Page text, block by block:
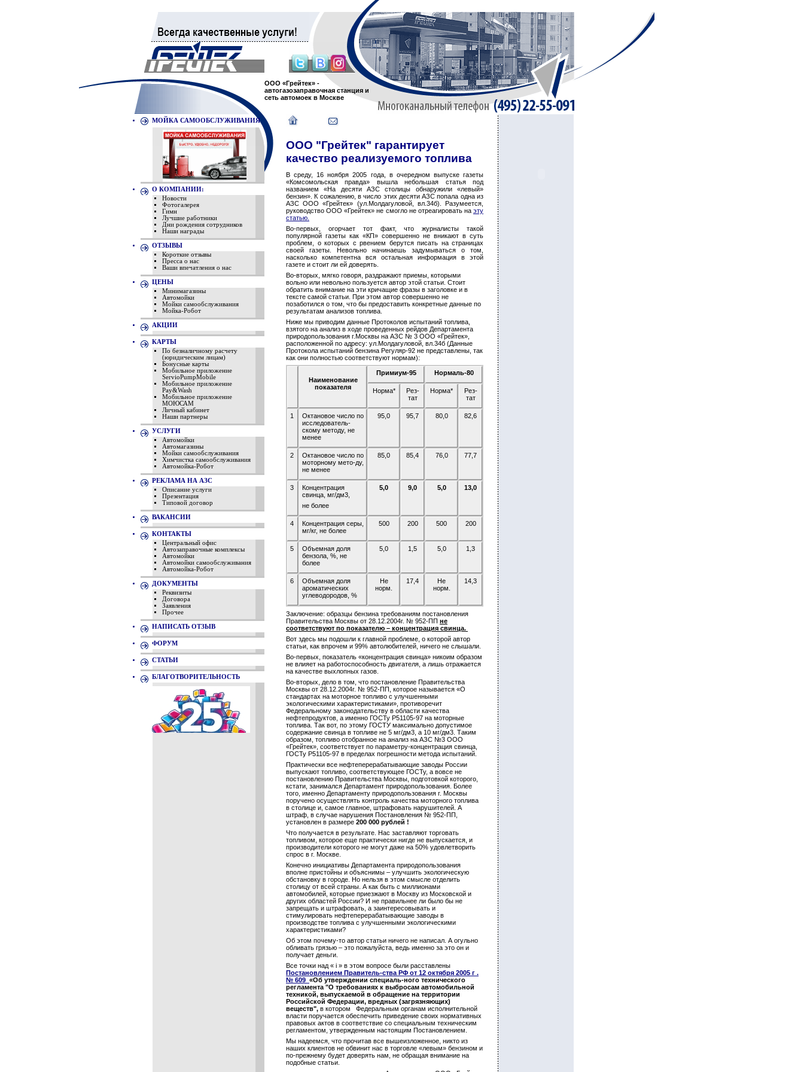
ООО «Грейтек» -
автогазозаправочная станция и
сеть автомоек в Москве
МОЙКА САМООБСЛУЖИВАНИЯ
О КОМПАНИИ:
Новости
Фотогалерея
Гимн
Лучшие работники
Дни рождения сотрудников
Наши награды
ОТЗЫВЫ
Короткие отзывы
Пресса о нас
Ваши впечатления о нас
ЦЕНЫ
Минимагазины
Автомойки
Мойки самообслуживания
Мойка-Робот
АКЦИИ
КАРТЫ
По безналичному расчету
(юридическим лицам)
Бонусные карты
Мобильное приложение
ServioPumpMobile
Мобильное приложение
Pay&Wash
Мобильное приложение
МОЮСАМ
Личный кабинет
Наши партнеры
УСЛУГИ
Автомойки
Автомагазины
Мойки самообслуживания
Химчистка самообслуживания
Автомойка-Робот
РЕКЛАМА НА АЗС
Описание услуги
Презентация
Типовой договор
ВАКАНСИИ
КОНТАКТЫ
Центральный офис
Автозаправочные комплексы
Автомойки
Автомойки самообслуживания
Автомойка-Робот
ДОКУМЕНТЫ
Реквизиты
Договора
Заявления
Прочее
НАПИСАТЬ ОТЗЫВ
ФОРУМ
СТАТЬИ
БЛАГОТВОРИТЕЛЬНОСТЬ
ООО "Грейтек" гарантирует
качество реализуемого топлива
В среду, 16 ноября 2005 года, в очередном выпуске газеты
«Комсомольская правда» вышла небольшая статья под
названием «На десяти АЗС столицы обнаружили «левый»
бензин». К сожалению, в число этих десяти АЗС попала одна из
АЗС ООО «Грейтек» (ул.Молдагуловой, вл.34б). Разумеется,
руководство ООО «Грейтек» не смогло не отреагировать на эту
статью.
Во-первых, огорчает тот факт, что журналисты такой
популярной газеты как «КП» совершенно не вникают в суть
проблем, о которых с рвением берутся писать на страницах
своей газеты. Невольно начинаешь задумываться о том,
насколько компетентна вся остальная информация в этой
газете и стоит ли ей доверять.
Во-вторых, мягко говоря, раздражают приемы, которыми
вольно или невольно пользуется автор этой статьи. Стоит
обратить внимание на эти кричащие фразы в заголовке и в
тексте самой статьи. При этом автор совершенно не
позаботился о том, что бы предоставить конкретные данные по
результатам анализов топлива.
Ниже мы приводим данные Протоколов испытаний топлива,
взятого на анализ в ходе проведенных рейдов Департамента
природопользования г.Москвы на АЗС № 3 ООО «Грейтек»,
расположенной по адресу: ул.Молдагуловой, вл.34б (Данные
Протокола испытаний бензина Регуляр-92 не представлены, так
как они полностью соответствуют нормам):
Наименование
показателя
Примиум-95 Нормаль-80
Норма*
Рез-
тат
Норма*
Рез-
тат
1
Октановое число по
исследователь-
скому методу, не
менее
95,0 95,7 80,0 82,6
2
Октановое число по
моторному мето-ду,
не менее
85,0 85,4 76,0 77,7
3
Концентрация
свинца, мг/дм3,
не более
5,0 9,0 5,0 13,0
4
Концентрация серы,
мг/кг, не более
500 200 500 200
5
Объемная доля
бензола, %, не
более
5,0 1,5 5,0 1,3
6
Объемная доля
ароматических
углеводородов, %
Не
норм.
17,4
Не
норм.
14,3
Заключение: образцы бензина требованиям постановления
Правительства Москвы от 28.12.2004г. № 952-ПП не
соответствуют по показателю – концентрация свинца.
Вот здесь мы подошли к главной проблеме, о которой автор
статьи, как впрочем и 99% автолюбителей, ничего не слышали.
Во-первых, показатель «концентрация свинца» никоим образом
не влияет на работоспособность двигателя, а лишь отражается
на качестве выхлопных газов.
Во-вторых, дело в том, что постановление Правительства
Москвы от 28.12.2004г. № 952-ПП, которое называется «О
стандартах на моторное топливо с улучшенными
экологическими характеристиками», противоречит
Федеральному законодательству в области качества
нефтепродуктов, а именно ГОСТу Р51105-97 на моторные
топлива. Так вот, по этому ГОСТУ максимально допустимое
содержание свинца в топливе не 5 мг/дм3, а 10 мг/дм3. Таким
образом, топливо отобранное на анализ на АЗС №3 ООО
«Грейтек», соответствует по параметру-концентрация свинца,
ГОСТу Р51105-97 в пределах погрешности метода испытаний.
Практически все нефтеперерабатывающие заводы России
выпускают топливо, соответствующее ГОСТу, а вовсе не
постановлению Правительства Москвы, подготовкой которого,
кстати, занимался Департамент природопользования. Более
того, именно Департаменту природопользования г. Москвы
поручено осуществлять контроль качества моторного топлива
в столице и, самое главное, штрафовать нарушителей. А
штраф, в случае нарушения Постановления № 952-ПП,
установлен в размере 200 000 рублей !
Что получается в результате. Нас заставляют торговать
топливом, которое еще практически нигде не выпускается, и
производители которого не могут даже на 50% удовлетворить
спрос в г. Москве.
Конечно инициативы Департамента природопользования
вполне пристойны и объяснимы – улучшить экологическую
обстановку в городе. Но нельзя в этом смысле отделить
столицу от всей страны. А как быть с миллионами
автомобилей, которые приезжают в Москву из Московской и
других областей России? И не правильнее ли было бы не
запрещать и штрафовать, а заинтересовывать и
стимулировать нефтеперерабатывающие заводы в
производстве топлива с улучшенными экологическими
характеристиками?
Об этом почему-то автор статьи ничего не написал. А огульно
обливать грязью – это пожалуйста, ведь именно за это он и
получает деньги.
Все точки над « i » в этом вопросе были расставлены
Постановлением Правитель-ства РФ от 12 октября 2005 г .
№ 609 «Об утверждении специаль-ного технического
регламента "О требованиях к выбросам автомобильной
техникой, выпускаемой в обращение на территории
Российской Федерации, вредных (загрязняющих)
веществ", в котором Федеральным органам исполнительной
власти поручается обеспечить приведение своих нормативных
правовых актов в соответствие со специальным техническим
регламентом, утвержденным настоящим Постановлением.
Мы надеемся, что прочитав все вышеизложенное, никто из
наших клиентов не обвинит нас в торговле «левым» бензином и
по-прежнему будет доверять нам, не обращая внимание на
подобные статьи.